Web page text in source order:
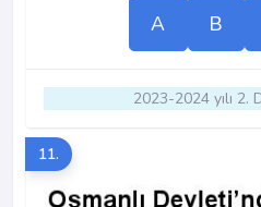
A B
2023-2024 yılı 2.
11.